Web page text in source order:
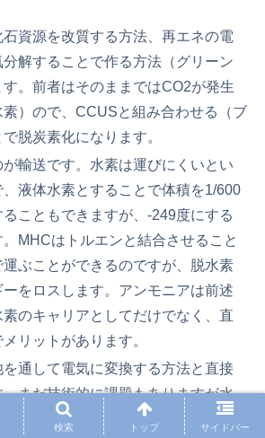
資源を改質する方法、再エネの電
解することで作る方法（グリーン
。前者はそのままではCO2が発生
）ので、CCUSと組み合わせる（ブ
脱炭素化になります。
輸送です。水素は運びにくいとい
、液体水素とすることで体積を1/600
こともできますが、-249度にする
MHCはトルエンと結合させること
ぶことができるのですが、脱水素
をロスします。アンモニアは前述
素のキャリアとしてだけでなく、直
リットがあります。
通して電気に変換する方法と直接
まだ技術的に課題もありますが水
タービンを回すことで発電もでき
検索 トップ サイドバー